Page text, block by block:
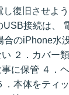
復旧させよ
接続は、
のiPhone水
２．カバー
に保管 ４．
．本体をティ